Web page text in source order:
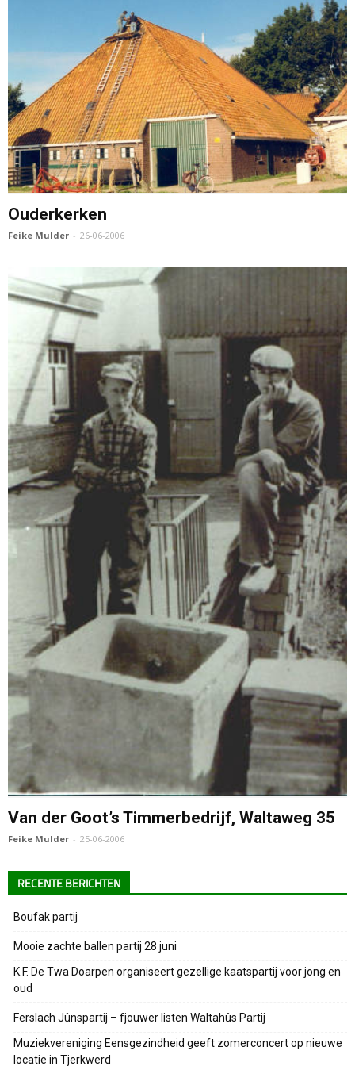
Ouderkerken
Feike Mulder - 26-06-2006
Van der Goot’s Timmerbedrijf, Waltaweg 35
Feike Mulder - 25-06-2006
RECENTE BERICHTEN
Boufak partij
Mooie zachte ballen partij 28 juni
K.F. De Twa Doarpen organiseert gezellige kaatspartij voor jong en
oud
Ferslach Jûnspartij – fjouwer listen Waltahûs Partij
Muziekvereniging Eensgezindheid geeft zomerconcert op nieuwe
locatie in Tjerkwerd